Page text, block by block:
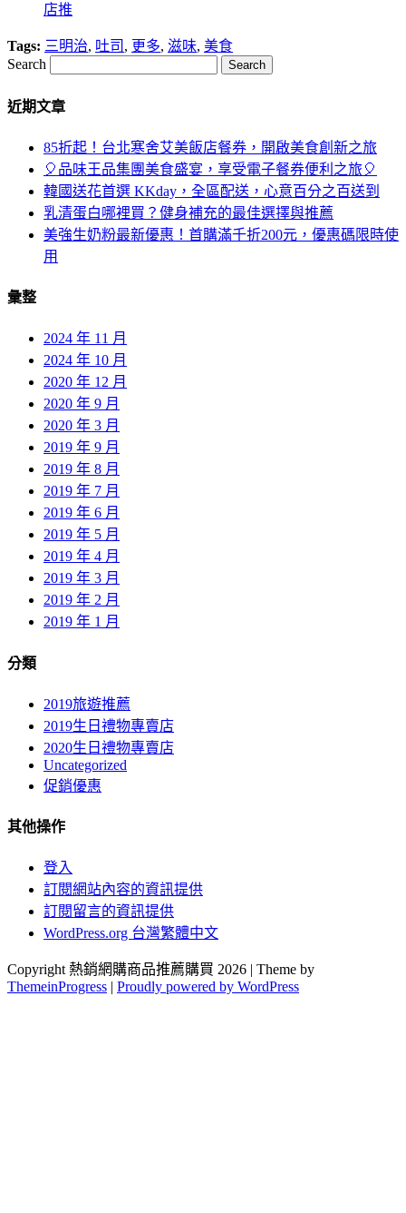
店推
Tags: 三明治, 吐司 , 更多, 滋味, 美食
Search
近期文章
85折起！台北寒舍艾美飯店餐券，開啟美食創新之旅
🎈品味王品集團美食盛宴，享受電子餐券便利之旅🎈
韓國送花首選 KKday，全區配送，心意百分之百送到
乳清蛋白哪裡買？健身補充的最佳選擇與推薦
美強生奶粉最新優惠！首購滿千折200元，優惠碼限時使
用
彙整
2024 年 11 月
2024 年 10 月
2020 年 12 月
2020 年 9 月
2020 年 3 月
2019 年 9 月
2019 年 8 月
2019 年 7 月
2019 年 6 月
2019 年 5 月
2019 年 4 月
2019 年 3 月
2019 年 2 月
2019 年 1 月
分類
2019旅遊推薦
2019生日禮物專賣店
2020生日禮物專賣店
Uncategorized
促銷優惠
其他操作
登入
訂閱網站內容的資訊提供
訂閱留言的資訊提供
WordPress.org 台灣繁體中文
Copyright 熱銷網購商品推薦購買 2026 | Theme by
ThemeinProgress | Proudly powered by WordPress